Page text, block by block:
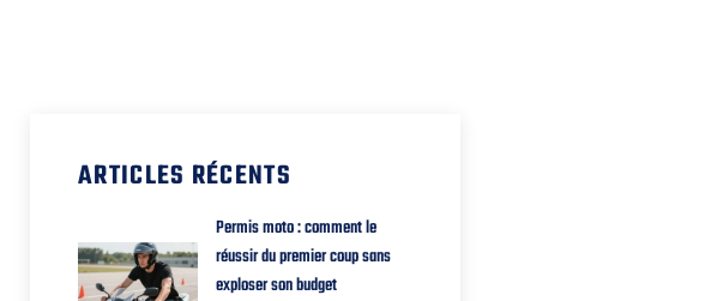
ARTICLES RÉCENTS
Permis moto : comment le
réussir du premier coup sans
exploser son budget